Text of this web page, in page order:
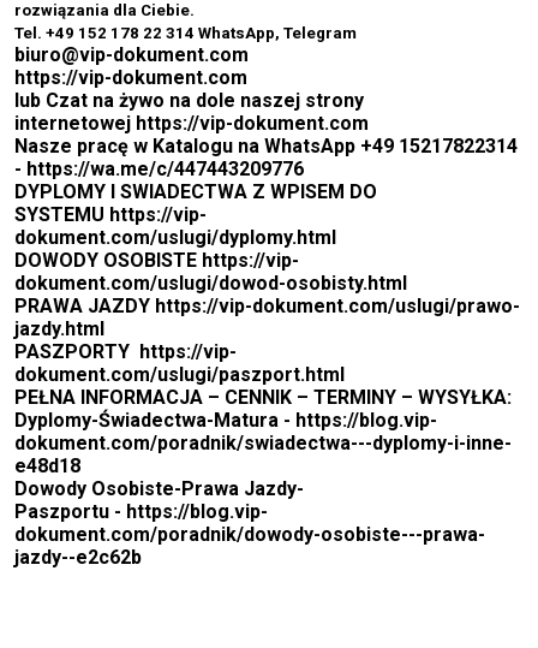
rozwiązania dla Ciebie.
Tel. +49 152 178 22 314 WhatsApp, Telegram
biuro@vip-dokument.com
https://vip-dokument.com
lub Czat na żywo na dole naszej strony
internetowej https://vip-dokument.com
Nasze pracę w Katalogu na WhatsApp +49 15217822314
- https://wa.me/c/447443209776
DYPLOMY I SWIADECTWA Z WPISEM DO
SYSTEMU https://vip-
dokument.com/uslugi/dyplomy.html
DOWODY OSOBISTE https://vip-
dokument.com/uslugi/dowod-osobisty.html
PRAWA JAZDY https://vip-dokument.com/uslugi/prawo-
jazdy.html
PASZPORTY https://vip-
dokument.com/uslugi/paszport.html
PEŁNA INFORMACJA – CENNIK – TERMINY – WYSYŁKA:
Dyplomy-Świadectwa-Matura - https://blog.vip-
dokument.com/poradnik/swiadectwa---dyplomy-i-inne-
e48d18
Dowody Osobiste-Prawa Jazdy-
Paszportu - https://blog.vip-
dokument.com/poradnik/dowody-osobiste---prawa-
jazdy--e2c62b